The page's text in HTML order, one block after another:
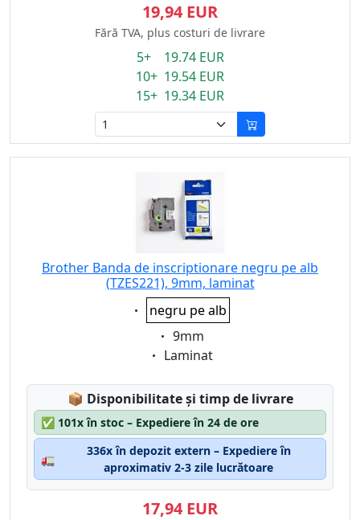
19,94 EUR
Fără TVA, plus costuri de livrare
5+ 19.74 EUR
10+ 19.54 EUR
15+ 19.34 EUR
Brother Banda de inscriptionare negru pe alb
(TZES221), 9mm, laminat
Eigenschaft:
negru pe alb
Eigenschaft:
9mm
Eigenschaft:
Laminat
📦 Lagerstatus:
Disponibilitate și timp de livrare
✅ 101x în stoc – Expediere în 24 de ore
🚛
336x în depozit extern – Expediere în
aproximativ 2-3 zile lucrătoare
17,94 EUR